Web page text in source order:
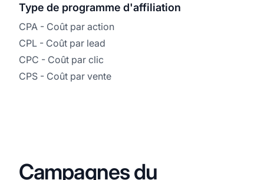
Type de programme d'affiliation
CPA - Coût par action
CPL - Coût par lead
CPC - Coût par clic
CPS - Coût par vente
Campagnes du